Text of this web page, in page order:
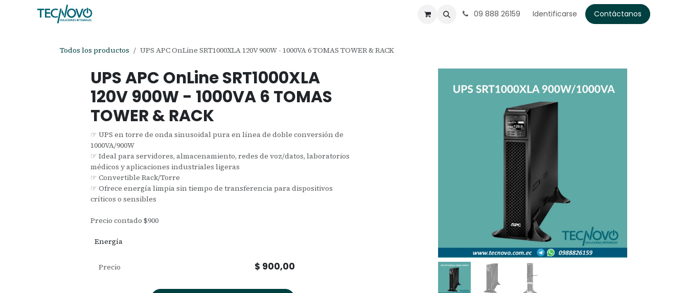
09 888 26159 Identificarse Contáctanos
Todos los productos UPS APC OnLine SRT1000XLA 120V 900W - 1000VA 6 TOMAS TOWER & RACK
UPS APC OnLine SRT1000XLA
120V 900W - 1000VA 6 TOMAS
TOWER & RACK
☞ UPS en torre de onda sinusoidal pura en línea de doble conversión de
1000VA/900W
☞ Ideal para servidores, almacenamiento, redes de voz/datos, laboratorios
médicos y aplicaciones industriales ligeras
☞ Convertible Rack/Torre
☞ Ofrece energía limpia sin tiempo de transferencia para dispositivos
críticos o sensibles
Precio contado $900
Energía
Precio $ 900,00